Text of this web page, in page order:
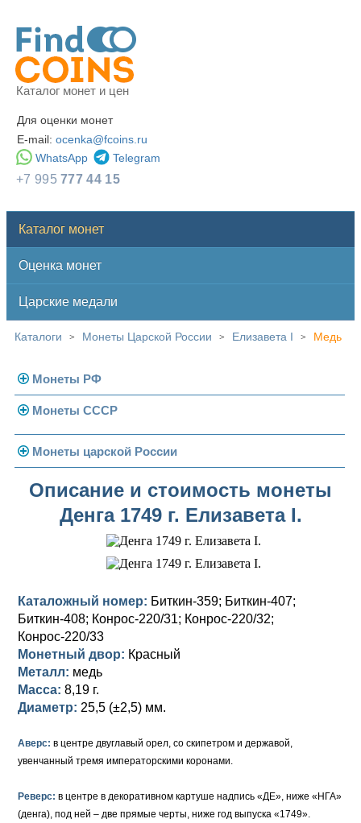
Каталог монет и цен
Для оценки монет
E-mail: ocenka@fcoins.ru
WhatsApp
Telegram
+7 995777 44 15
Каталог монет
Оценка монет
Царские медали
Каталоги > Монеты Царской России > Елизавета I > Медь
Монеты РФ
Современная Россия
Монеты 1991-1993 гг.
Монеты СССР
Погодовка СССР
Монеты 1958 года
Золотые червонцы
Памятные и юбилейные
Монеты царской России
Николай II (1894-1917)
Золото
Германская оккупация
Для Финляндии
Памятные и донативные
Александр III (1881-1894)
Медь
Для Финляндии
Памятные и донативные
Александр II (1855-1881)
Серебро
Медь
Для Финляндии
Памятные и донативные
Платина, золото
Серебро
Для Грузии
Русско-Польские
Памятные и донативные
Александр I (1801-1825)
Золото
Серебро
Медь
Для Грузии
Павел I (1796-1801)
Золото
Серебро
Медь
Екатерина II (1762-1796)
Золото
Серебро
Сибирские монеты
Петр III (1762)
Елизавета I (1741-1762)
Серебро
Анна Иоанновна (1730-1740)
Описание и стоимость монеты
Денга 1749 г. Елизавета I.
Каталожный номер: Биткин-359; Биткин-407;
Биткин-408; Конрос-220/31; Конрос-220/32;
Конрос-220/33
Монетный двор: Красный
Металл: медь
Масса: 8,19 г.
Диаметр: 25,5 (±2,5) мм.
Аверс: в центре двуглавый орел, со скипетром и державой,
увенчанный тремя императорскими коронами.
Реверс: в центре в декоративном картуше надпись «ДЕ», ниже «НГА»
(денга), под ней – две прямые черты, ниже год выпуска «1749».